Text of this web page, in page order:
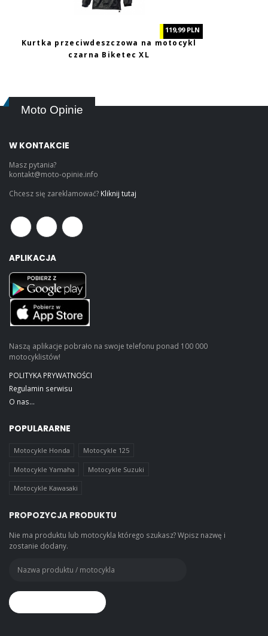
119,99 PLN
Kurtka przeciwdeszczowa na motocykl
czarna Biketec XL
Moto Opinie
W KONTAKCIE
Masz pytania?
kontakt@moto-opinie.info
Chcesz się zareklamować? Kliknij tutaj
APLIKACJA
Naszą aplikacje pobrało na swoje telefonu ponad 100 000
motocyklistów!
POLITYKA PRYWATNOŚCI
Regulamin serwisu
O nas...
POPULARARNE
Motocykle Honda Motocykle 125
Motocykle Yamaha Motocykle Suzuki
Motocykle Kawasaki
PROPOZYCJA PRODUKTU
Nie ma produktu lub motocykla którego szukasz? Wpisz nazwę i
zostanie dodany.